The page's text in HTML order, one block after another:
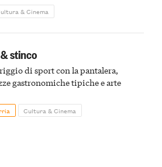
& Cinema
stinco
di sport con la pantalera,
gastronomiche tipiche e arte
Cultura & Cinema